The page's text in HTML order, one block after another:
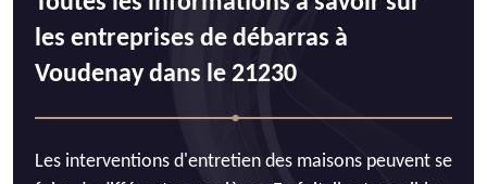
les entreprises de débarras à
Voudenay dans le 21230
Les interventions d'entretien des maisons peuvent se